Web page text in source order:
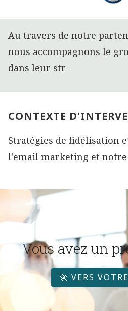
Au travers de notre
nous accompagnons le
dans leur str
CONTEXTE
Stratégies de fidélisation
l'email marketing et
Vous avez un
🚀 VERS